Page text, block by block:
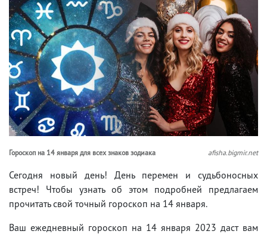
Гороскоп на 14 января для всех знаков зодиака afisha.bigmir.net
Сегодня новый день! День перемен и судьбоносных
встреч! Чтобы узнать об этом подробней предлагаем
прочитать свой точный гороскоп на 14 января.
Ваш ежедневный гороскоп на 14 января 2023 даст вам